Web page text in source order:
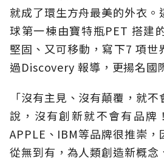
就成了環生方舟最美的外衣
球第一棟由寶特瓶PET 搭建
堅固、又可移動，寫下7 項世
過Discovery 報導，更揚名國
「沒有主見、沒有顛覆，就
說，沒有創新就不會有品牌
APPLE、IBM等品牌很推崇，
從無到有，為人類創造新概念